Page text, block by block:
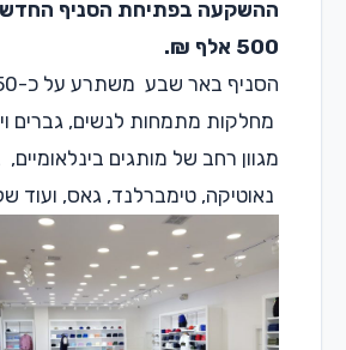
ההשקעה בפתיחת הסניף
500 אלף ₪.
מחלקות מתמחות לנשים, גברים
מגוון רחב של מותגים
נאוטיקה, טימברלנד, גאס, ועוד